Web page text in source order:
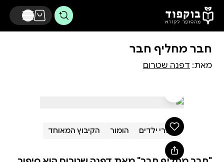
דלג לתוכן הראשי
חבר מחליף חבר
מאת: דפנה שטרום
ספרי ילדים הומור הקיבוץ המאוחד